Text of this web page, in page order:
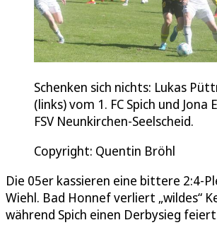
Schenken sich nichts: Lukas
(links) vom 1. FC Spich und Jona
FSV Neunkirchen-Seelscheid.
Copyright: Quentin Bröhl
Die 05er kassieren eine bittere 2:4-
Wiehl. Bad Honnef verliert „wildes“
während Spich einen Derbysieg